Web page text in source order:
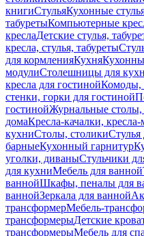
книгиСтульяКухонные
табуретыКомпьютерные
креслаДетские стулья,
кресла, стулья, табуреты
для кормленияКухня
модулиСтолешницы для
кресла для гостинойКомоды,
стенки, горки для гостиной
гостинойЖурнальные столы,
домаКресла-качалки,
кухниСтолы, столикиСтулья
барныеКухонный гарнитур
уголки, диваныСтульчики
для кухниМебель для ванной
ваннойШкафы, пеналы для
ваннойЗеркала для ванной
трансформерМебель-
трансформерыДетские
трансформерыМебель для